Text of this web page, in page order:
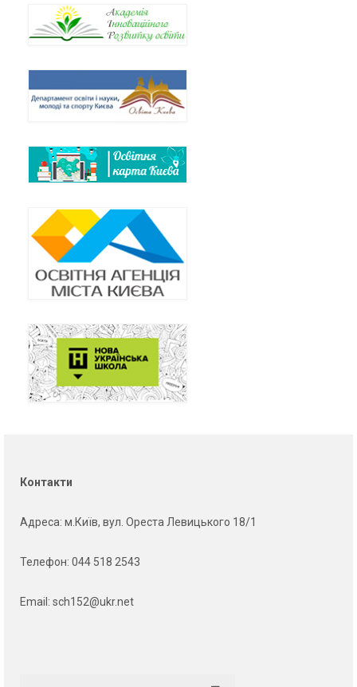
Контакти
Адреса: м.Київ, вул. Ореста Левицького 18/1
Телефон: 044 518 2543
Email: sch152@ukr.net